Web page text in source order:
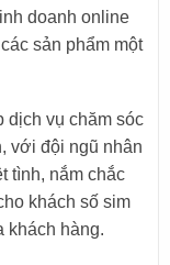
doanh online
sản phẩm một
dịch vụ chăm sóc
với đội ngũ nhân
tình, nắm chắc
khách số sim
khách hàng.